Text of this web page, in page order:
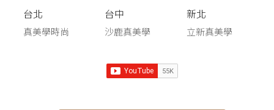
台北
真美學時尚
台中
沙鹿真美學
新北
立新真美學